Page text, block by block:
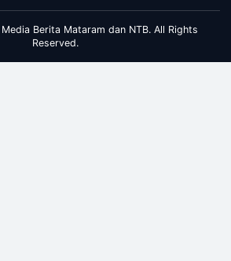
Berita Mataram dan NTB. All Rights
Reserved.